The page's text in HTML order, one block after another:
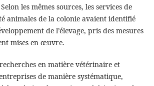
les mêmes sources, les services de
animales de la colonie avaient identifié
de l’élevage, pris des mesures
mises en œuvre.
recherches en matière vétérinaire et
de manière systématique,